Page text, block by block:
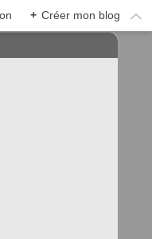
+ Créer mon blog